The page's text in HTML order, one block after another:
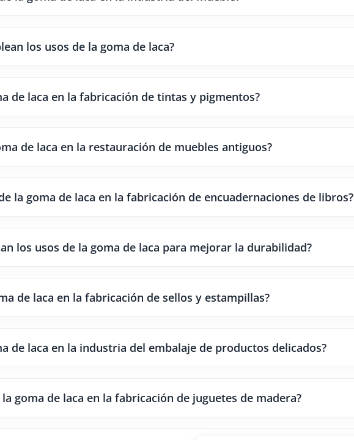
los usos de la goma de laca?
de laca en la fabricación de tintas y pigmentos?
de laca en la restauración de muebles antiguos?
la goma de laca en la fabricación de encuadernaciones de libros?
los usos de la goma de laca para mejorar la durabilidad?
de laca en la fabricación de sellos y estampillas?
de laca en la industria del embalaje de productos delicados?
goma de laca en la fabricación de juguetes de madera?